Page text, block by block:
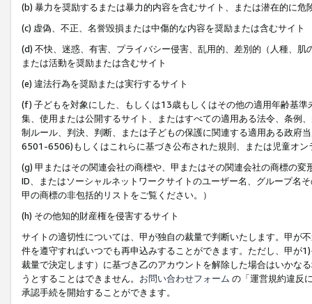
(b) 暴力を奨励するまたは暴力的内容を含むサイト、または潜在的に
(c) 虚偽、不正、名誉毀損または中傷的な内容を奨励または含むサイト
(d) 不快、迷惑、有害、プライバシー侵害、乱用的、差別的（人種、
または活動を奨励または含むサイト
(e) 違法行為を奨励または実行するサイト
(f) 子どもを対象にした、もしくは13歳もしくはその他の適用年齢基
集、使用または公開するサイト、またはすべての適用ある法令、条例
制ルール、判決、判断、または子どもの保護に関連する適用ある政府
6501-6506)もしくはこれらに基づき公布された規則、または児童オン
(g) 甲またはその関連会社の商標や、甲またはその関連会社の商標の
ID、またはソーシャルネットワークサイトのユーザー名、グループ名
甲の商標の非包括的リストをご覧ください。）
(h) その他知的財産権を侵害するサイト
サイトの適切性については、甲が独自の裁量で判断いたします。甲が
件を遵守すればいつでも再申込みすることができます。ただし、甲が
裁量で決定します）に基づき乙のアカウントを解除した場合はいかな
うとすることはできません。 お問い合わせフォーム の「運営規約違反
承認手続を開始することができます。